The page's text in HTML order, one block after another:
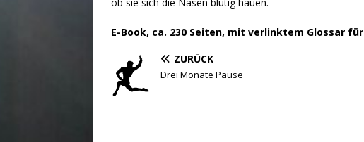
E-Book, ca. 230 Seiten, mit verlinktem Glossar für
ZURÜCK
Drei Monate Pause